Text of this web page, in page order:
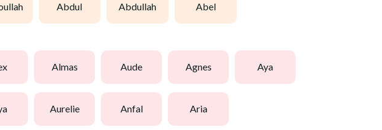
abdul abdullah abel
almas aude agnes aya
aurelie anfal aria